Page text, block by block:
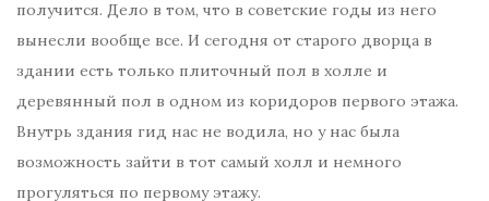
получится. Дело в том, что в советские годы из него
вынесли вообще все. И сегодня от старого дворца в
здании есть только плиточный пол в холле и
деревянный пол в одном из коридоров первого этажа.
Внутрь здания гид нас не водила, но у нас была
возможность зайти в тот самый холл и немного
прогуляться по первому этажу.